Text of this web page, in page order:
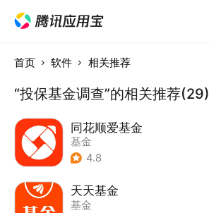
首页 软件 相关推荐
“投保基金调查”的相关推荐(29)
同花顺爱基金
基金
4.8
天天基金
基金